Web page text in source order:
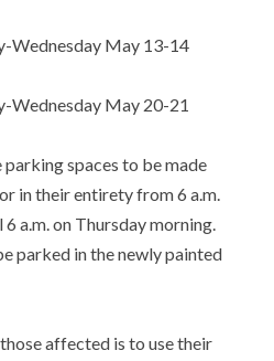
Wednesday May 13-14
Wednesday May 20-21
spaces to be made
in their entirety from 6 a.m.
a.m. on Thursday morning.
parked in the newly painted
affected is to use their